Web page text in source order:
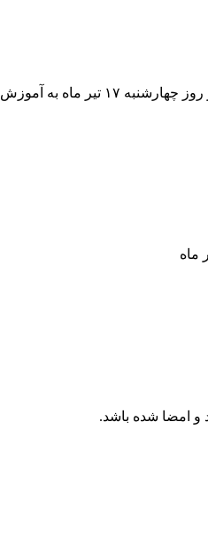
فرم آمادگی به تحویل خود را (فرم شماره سه با امضای استاد راهنمای محترم) حداکثر تا ساعت ۱۲ ظهر روز چهارشنبه ۱۷ تیر ماه به آموزش
و امضا شده باشد.